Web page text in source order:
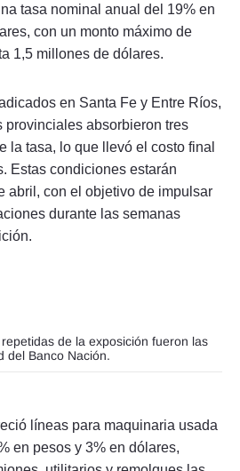
tasa nominal anual del 19% en
con un monto máximo de
1,5 millones de dólares.
en Santa Fe y Entre Ríos,
provinciales absorbieron tres
la tasa, lo que llevó el costo final
Estas condiciones estarán
abril, con el objetivo de impulsar
durante las semanas
de la exposición fueron las
del Banco Nación.
líneas para maquinaria usada
en pesos y 3% en dólares,